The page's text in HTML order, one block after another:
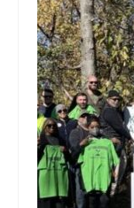
NOTICIAS
CAD
CAD